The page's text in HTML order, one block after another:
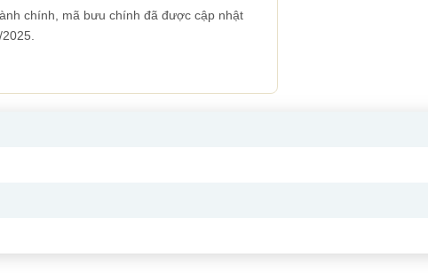
chính, mã bưu chính đã được cập nhật